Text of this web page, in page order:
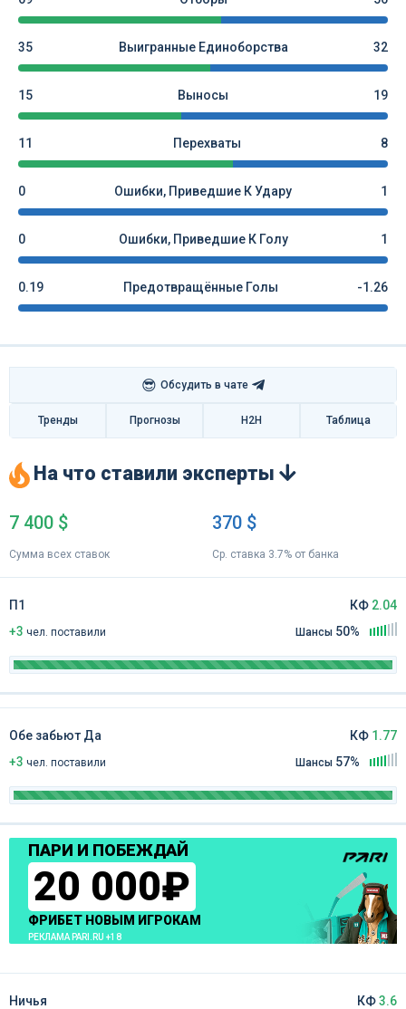
35 Выигранные Единоборства 32
15 Выносы 19
11 Перехваты 8
0 Ошибки, Приведшие К Удару 1
0 Ошибки, Приведшие К Голу 1
0.19 Предотвращённые Голы -1.26
😎 Обсудить в чате
Тренды Прогнозы H2H Таблица
На что ставили эксперты
7 400 $
Сумма всех ставок
370 $
Ср. ставка 3.7% от банка
П1
+3 чел. поставили
КФ 2.04
Шансы 50%
Обе забьют Да
+3 чел. поставили
КФ 1.77
Шансы 57%
ПАРИ И ПОБЕЖДАЙ
20 000₽
ФРИБЕТ НОВЫМ ИГРОКАМ
РЕКЛАМА PARI.RU +18
Ничья
КФ3.6